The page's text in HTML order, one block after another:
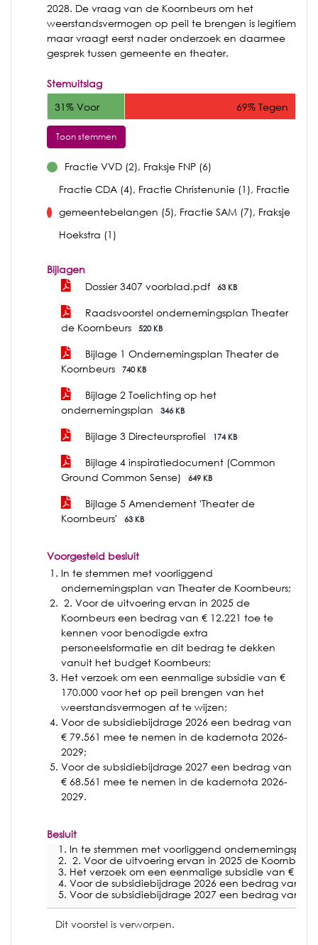
2028. De vraag van de Koornbeurs om het
weerstandsvermogen op peil te brengen is legitiem
maar vraagt eerst nader onderzoek en daarmee
gesprek tussen gemeente en theater.
Stemuitslag
31% Voor
69% Tegen
Toon stemmen
Fractie VVD (2), Fraksje FNP (6)
Fractie CDA (4), Fractie Christenunie (1), Fractie
gemeentebelangen (5), Fractie SAM (7), Fraksje
Hoekstra (1)
Bijlagen
Dossier 3407 voorblad.pdf
63 KB
Raadsvoorstel ondernemingsplan Theater
de Koornbeurs
520 KB
Bijlage 1 Ondernemingsplan Theater de
Koornbeurs
740 KB
Bijlage 2 Toelichting op het
ondernemingsplan
346 KB
Bijlage 3 Directeursprofiel 174 KB
Bijlage 4 inspiratiedocument (Common
Ground Common Sense)
649 KB
Bijlage 5 Amendement 'Theater de
Koornbeurs'
63 KB
Voorgesteld besluit
In te stemmen met voorliggend
ondernemingsplan van Theater de Koornbeurs;
2. Voor de uitvoering ervan in 2025 de
Koornbeurs een bedrag van € 12.221 toe te
kennen voor benodigde extra
personeelsformatie en dit bedrag te dekken
vanuit het budget Koornbeurs;
Het verzoek om een eenmalige subsidie van €
170.000 voor het op peil brengen van het
weerstandsvermogen af te wijzen;
Voor de subsidiebijdrage 2026 een bedrag van
€ 79.561 mee te nemen in de kadernota 2026-
2029;
Voor de subsidiebijdrage 2027 een bedrag van
€ 68.561 mee te nemen in de kadernota 2026-
2029.
Besluit
In te stemmen met voorliggend
2. Voor de uitvoering ervan in 2025 de
Het verzoek om een eenmalige subsidie van €
Voor de subsidiebijdrage 2026 een bedrag van €
Voor de subsidiebijdrage 2027 een bedrag van €
Dit voorstel is verworpen.